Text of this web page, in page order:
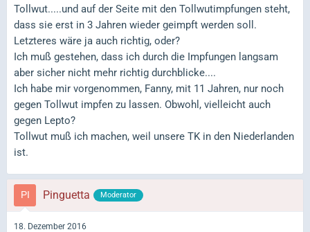
Tollwut.....und auf der Seite mit den Tollwutimpfungen steht,
dass sie erst in 3 Jahren wieder geimpft werden soll.
Letzteres wäre ja auch richtig, oder?
Ich muß gestehen, dass ich durch die Impfungen langsam
aber sicher nicht mehr richtig durchblicke....
Ich habe mir vorgenommen, Fanny, mit 11 Jahren, nur noch
gegen Tollwut impfen zu lassen. Obwohl, vielleicht auch
gegen Lepto?
Tollwut muß ich machen, weil unsere TK in den Niederlanden
ist.
Pinguetta Moderator
18. Dezember 2016